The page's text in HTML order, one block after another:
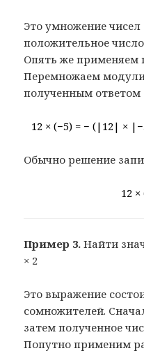
Это умножение
положительное
Опять же применяем
Перемножаем
полученным ответом
12 × (−5) = − (|12| ×
Обычно решение
12 ×
Пример 3. Найти
× 2
Это выражение
сомножителей.
затем полученное
Попутно применим